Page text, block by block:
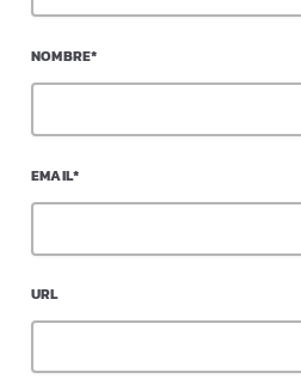
NOMBRE*
EMAIL*
URL